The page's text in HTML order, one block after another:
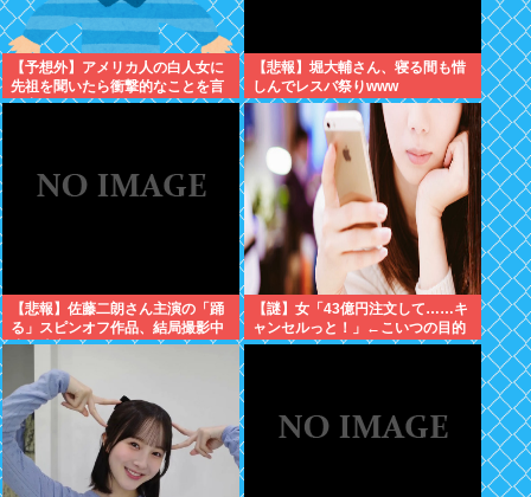
【予想外】アメリカ人の白人女に
先祖を聞いたら衝撃的なことを言
い出した
【悲報】堀大輔さん、寝る間も惜
しんでレスバ祭りwww
【悲報】佐藤二朗さん主演の「踊
る」スピンオフ作品、結局撮影中
止が決定www
【謎】女「43億円注文して……キ
ャンセルっと！」←こいつの目的
ｗ